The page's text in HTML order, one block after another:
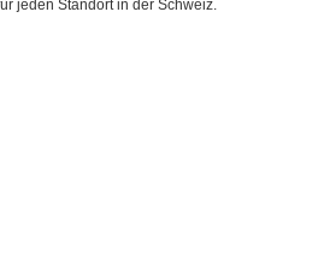
jeden Standort in der Schweiz.